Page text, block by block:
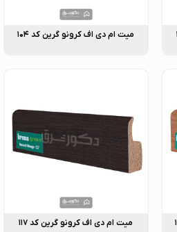
میت ام دی اف کرونو گرین کد ۱۰۴
میت ام دی اف کرونو گرین کد ۱۱۷